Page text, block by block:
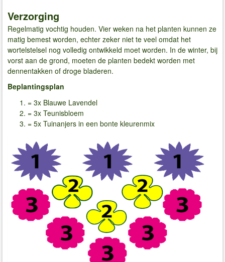
Verzorging
Regelmatig vochtig houden. Vier weken na het planten kunnen ze
matig bemest worden, echter zeker niet te veel omdat het
wortelstelsel nog volledig ontwikkeld moet worden. In de winter, bij
vorst aan de grond, moeten de planten bedekt worden met
dennentakken of droge bladeren.
Beplantingsplan
= 3x Blauwe Lavendel
= 3x Teunisbloem
= 5x Tuinanjers in een bonte kleurenmix